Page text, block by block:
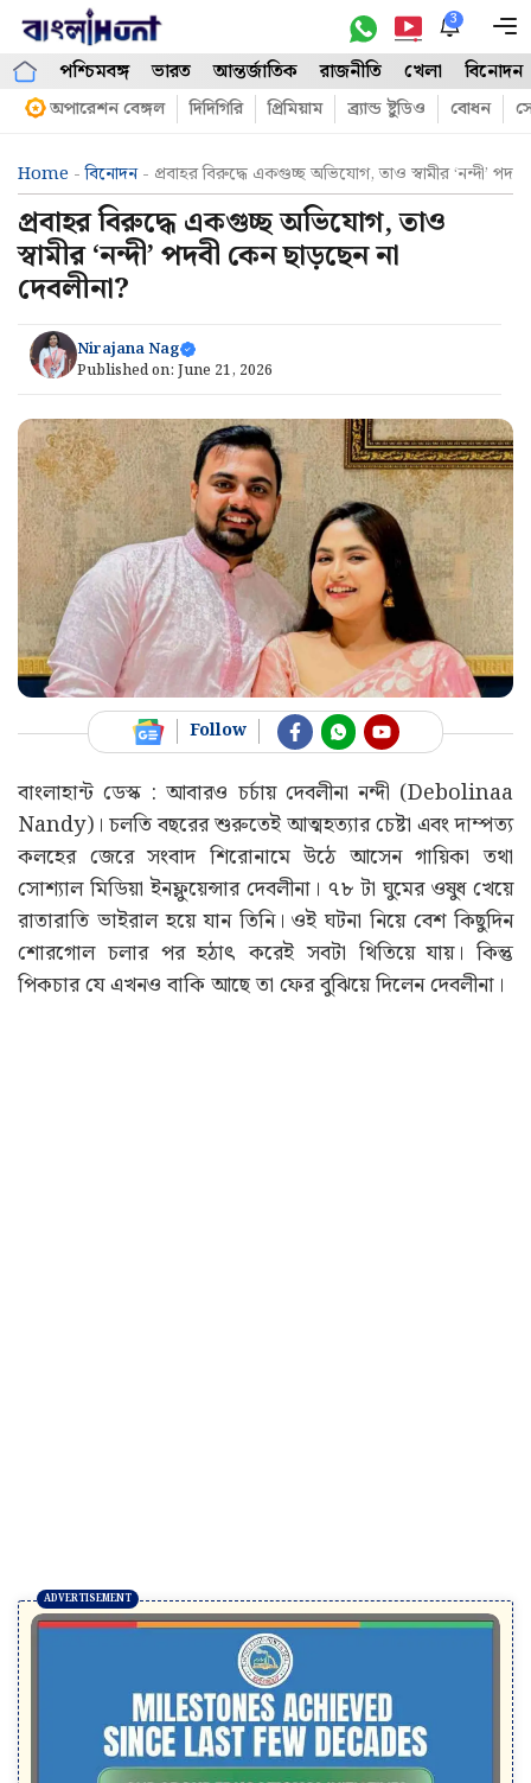
Skip
content
3
পশ্চিমবঙ্গ ভারত আন্তর্জাতিক রাজনীতি খেলা বিনোদন
অপারেশন বেঙ্গল দিদিগিরি প্রিমিয়াম ব্র্যান্ড ষ্টুডিও বোধন
Home -বিনোদন- প্রবাহর বিরুদ্ধে একগুচ্ছ অভিযোগ, তাও স্বামীর ‘নন্দী’
প্রবাহর বিরুদ্ধে একগুচ্ছ অভিযোগ, তাও
স্বামীর ‘নন্দী’ পদবী কেন ছাড়ছেন না
দেবলীনা?
Nirajana Nag
Published on: June 21, 2026
Follow
বাংলাহান্ট ডেস্ক : আবারও চর্চায় দেবলীনা নন্দী (Debolinaa
Nandy)। চলতি বছরের শুরুতেই আত্মহত্যার চেষ্টা এবং দাম্পত্য
কলহের জেরে সংবাদ শিরোনামে উঠে আসেন গায়িকা তথা
সোশ্যাল মিডিয়া ইনফ্লুয়েন্সার দেবলীনা। ৭৮ টা ঘুমের ওষুধ খেয়ে
রাতারাতি ভাইরাল হয়ে যান তিনি। ওই ঘটনা নিয়ে বেশ কিছুদিন
শোরগোল চলার পর হঠাৎ করেই সবটা থিতিয়ে যায়। কিন্তু
পিকচার যে এখনও বাকি আছে তা ফের বুঝিয়ে দিলেন দেবলীনা।